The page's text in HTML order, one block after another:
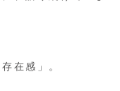
在感」。